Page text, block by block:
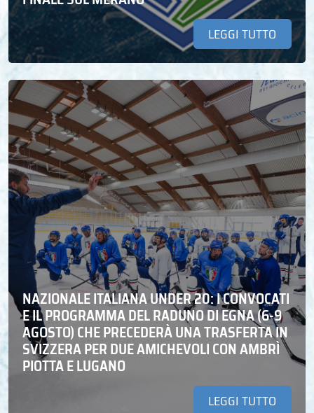
LEGGI TUTTO
NAZIONALE ITALIANA UNDER 20: I CONVOCATI
E IL PROGRAMMA DEL RADUNO DI EGNA (6-9
AGOSTO) CHE PRECEDERÀ UNA TRASFERTA IN
SVIZZERA PER DUE AMICHEVOLI CON AMBRÌ
PIOTTA E LUGANO
LEGGI TUTTO